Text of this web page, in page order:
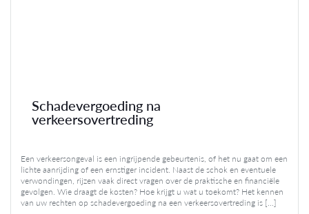
Schadevergoeding na
verkeersovertreding
Een verkeersongeval is een ingrijpende gebeurtenis, of het nu gaat om een
lichte aanrijding of een ernstiger incident. Naast de schok en eventuele
verwondingen, rijzen vaak direct vragen over de praktische en financiële
gevolgen. Wie draagt de kosten? Hoe krijgt u wat u toekomt? Het kennen
van uw rechten op schadevergoeding na een verkeersovertreding is […]